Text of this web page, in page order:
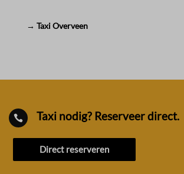
→ Taxi Overveen
 Taxi nodig? Reserveer direct.
Direct reserveren